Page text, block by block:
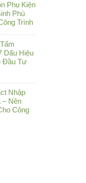
Phụ Kiện
Phù
Trình
Dấu Hiệu
Đầu Tư
Nhập
– Nên
Công